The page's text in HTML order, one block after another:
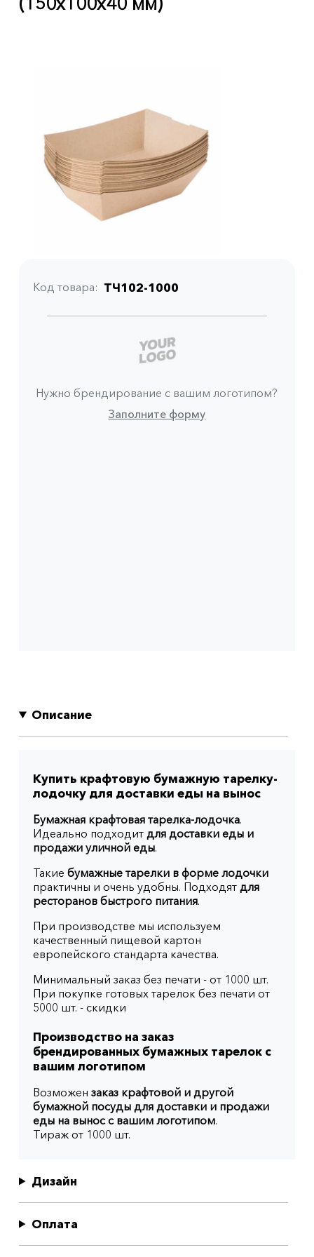
Код товара ТЧ102-1000
Нужно брендирование с вашим логотипом?
Заполните форму
Описание
Купить крафтовую бумажную тарелку-
лодочку для доставки еды на вынос
Бумажная крафтовая тарелка-лодочка.
Идеально подходит для доставки еды и
продажи уличной еды.
Такие бумажные тарелки в форме лодочки
практичны и очень удобны. Подходят для
ресторанов быстрого питания.
При производстве мы используем
качественный пищевой картон
европейского стандарта качества.
Минимальный заказ без печати - от 1000 шт.
При покупке готовых тарелок без печати от
5000 шт. - скидки
Производство на заказ
брендированных бумажных тарелок с
вашим логотипом
Возможен заказ крафтовой и другой
бумажной посуды для доставки и продажи
еды на вынос с вашим логотипом.
Тираж от 1000 шт.
Дизайн
Оплата